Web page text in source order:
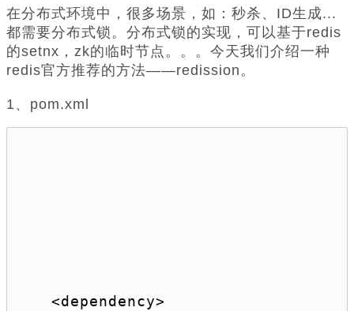
在分布式环境中，很多场景，如：秒杀、ID生成...
都需要分布式锁。分布式锁的实现，可以基于redis
的setnx，zk的临时节点。。。今天我们介绍一种
redis官方推荐的方法——redission。
1、pom.xml
<dependency>